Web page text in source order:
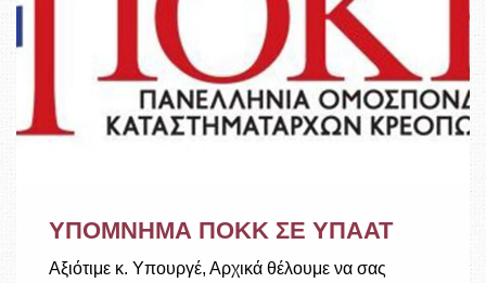
ΥΠΟΜΝΗΜΑ ΠΟΚΚ ΣΕ ΥΠΑΑΤ
Αξιότιμε κ. Υπουργέ, Αρχικά θέλουμε να σας